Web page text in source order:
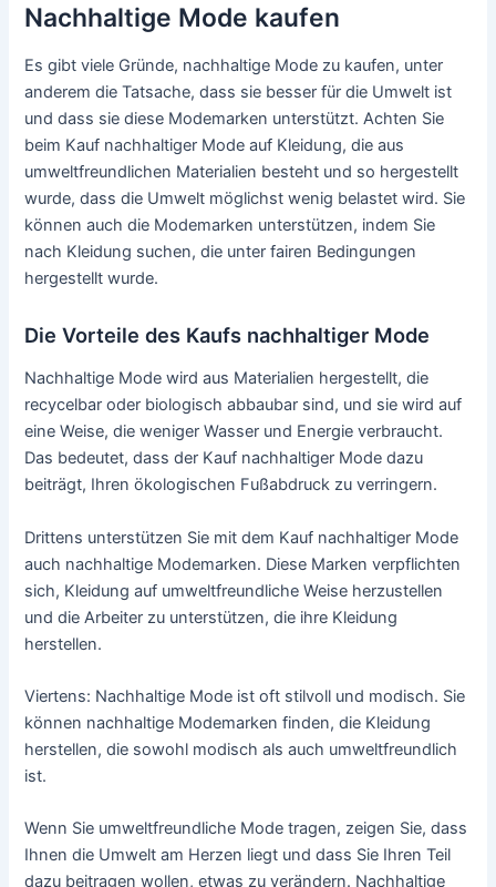
Nachhaltige Mode kaufen
Es gibt viele Gründe, nachhaltige Mode zu kaufen, unter
anderem die Tatsache, dass sie besser für die Umwelt ist
und dass sie diese Modemarken unterstützt. Achten Sie
beim Kauf nachhaltiger Mode auf Kleidung, die aus
umweltfreundlichen Materialien besteht und so hergestellt
wurde, dass die Umwelt möglichst wenig belastet wird. Sie
können auch die Modemarken unterstützen, indem Sie
nach Kleidung suchen, die unter fairen Bedingungen
hergestellt wurde.
Die Vorteile des Kaufs nachhaltiger Mode
Nachhaltige Mode wird aus Materialien hergestellt, die
recycelbar oder biologisch abbaubar sind, und sie wird auf
eine Weise, die weniger Wasser und Energie verbraucht.
Das bedeutet, dass der Kauf nachhaltiger Mode dazu
beiträgt, Ihren ökologischen Fußabdruck zu verringern.
Drittens unterstützen Sie mit dem Kauf nachhaltiger Mode
auch nachhaltige Modemarken. Diese Marken verpflichten
sich, Kleidung auf umweltfreundliche Weise herzustellen
und die Arbeiter zu unterstützen, die ihre Kleidung
herstellen.
Viertens: Nachhaltige Mode ist oft stilvoll und modisch. Sie
können nachhaltige Modemarken finden, die Kleidung
herstellen, die sowohl modisch als auch umweltfreundlich
ist.
Wenn Sie umweltfreundliche Mode tragen, zeigen Sie, dass
Ihnen die Umwelt am Herzen liegt und dass Sie Ihren Teil
dazu beitragen wollen, etwas zu verändern. Nachhaltige